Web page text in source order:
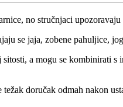
no stručnjaci
se jaja, zobene pahuljice,
a mogu se kombinirati
doručak odmah nakon